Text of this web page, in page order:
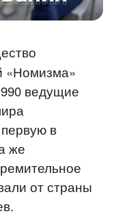
«Номизма»
ведущие
в
же
от страны